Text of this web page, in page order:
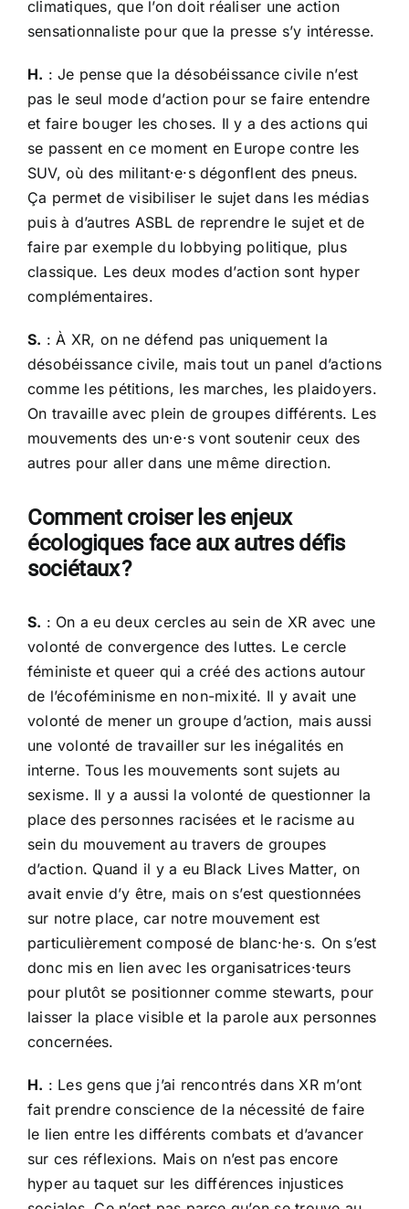
climatiques, que l’on doit réaliser une action
sensationnaliste pour que la presse s’y intéresse.
H. : Je pense que la désobéissance civile n’est
pas le seul mode d’action pour se faire entendre
et faire bouger les choses. Il y a des actions qui
se passent en ce moment en Europe contre les
SUV, où des militant·e·s dégonflent des pneus.
Ça permet de visibiliser le sujet dans les médias
puis à d’autres ASBL de reprendre le sujet et de
faire par exemple du lobbying politique, plus
classique. Les deux modes d’action sont hyper
complémentaires.
S. : À XR, on ne défend pas uniquement la
désobéissance civile, mais tout un panel d’actions
comme les pétitions, les marches, les plaidoyers.
On travaille avec plein de groupes différents. Les
mouvements des un·e·s vont soutenir ceux des
autres pour aller dans une même direction.
Comment croiser les enjeux
écologiques face aux autres défis
sociétaux ?
S. : On a eu deux cercles au sein de XR avec une
volonté de convergence des luttes. Le cercle
féministe et queer qui a créé des actions autour
de l’écoféminisme en non-mixité. Il y avait une
volonté de mener un groupe d’action, mais aussi
une volonté de travailler sur les inégalités en
interne. Tous les mouvements sont sujets au
sexisme. Il y a aussi la volonté de questionner la
place des personnes racisées et le racisme au
sein du mouvement au travers de groupes
d’action. Quand il y a eu Black Lives Matter, on
avait envie d’y être, mais on s’est questionnées
sur notre place, car notre mouvement est
particulièrement composé de blanc·he·s. On s’est
donc mis en lien avec les organisatrices·teurs
pour plutôt se positionner comme stewarts, pour
laisser la place visible et la parole aux personnes
concernées.
H. : Les gens que j’ai rencontrés dans XR m’ont
fait prendre conscience de la nécessité de faire
le lien entre les différents combats et d’avancer
sur ces réflexions. Mais on n’est pas encore
hyper au taquet sur les différences injustices